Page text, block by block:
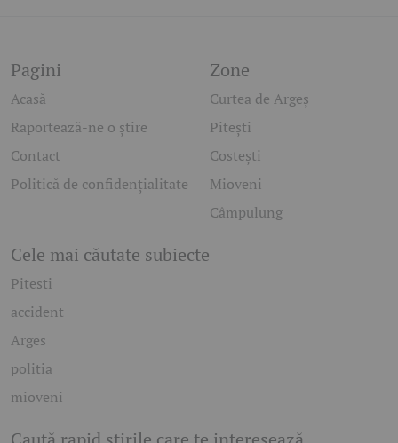
Pagini
Acasă
Raportează-ne o știre
Contact
Politică de confidențialitate
Zone
Curtea de Argeș
Pitești
Costești
Mioveni
Câmpulung
Cele mai căutate subiecte
Pitesti
accident
Arges
politia
mioveni